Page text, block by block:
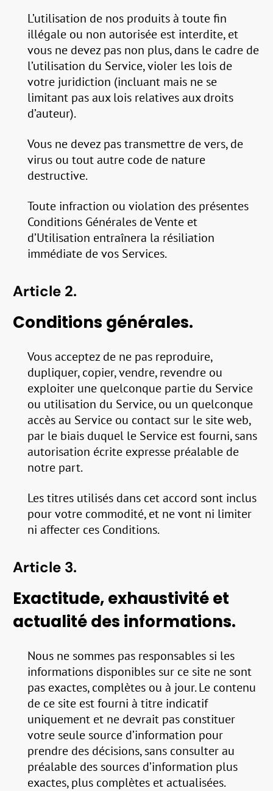
L’utilisation de nos produits à toute fin
illégale ou non autorisée est interdite, et
vous ne devez pas non plus, dans le cadre de
l’utilisation du Service, violer les lois de
votre juridiction (incluant mais ne se
limitant pas aux lois relatives aux droits
d’auteur).
Vous ne devez pas transmettre de vers, de
virus ou tout autre code de nature
destructive.
Toute infraction ou violation des présentes
Conditions Générales de Vente et
d’Utilisation entraînera la résiliation
immédiate de vos Services.
Article 2.
Conditions générales.
Vous acceptez de ne pas reproduire,
dupliquer, copier, vendre, revendre ou
exploiter une quelconque partie du Service
ou utilisation du Service, ou un quelconque
accès au Service ou contact sur le site web,
par le biais duquel le Service est fourni, sans
autorisation écrite expresse préalable de
notre part.
Les titres utilisés dans cet accord sont inclus
pour votre commodité, et ne vont ni limiter
ni affecter ces Conditions.
Article 3.
Exactitude, exhaustivité et
actualité des informations.
Nous ne sommes pas responsables si les
informations disponibles sur ce site ne sont
pas exactes, complètes ou à jour. Le contenu
de ce site est fourni à titre indicatif
uniquement et ne devrait pas constituer
votre seule source d’information pour
prendre des décisions, sans consulter au
préalable des sources d’information plus
exactes, plus complètes et actualisées.